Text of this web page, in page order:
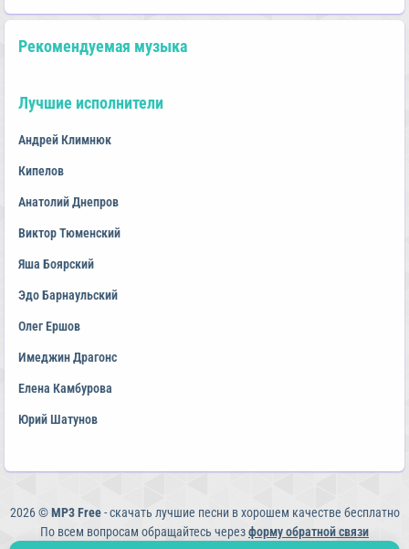
Рекомендуемая музыка
Лучшие исполнители
Андрей Климнюк
Кипелов
Анатолий Днепров
Виктор Тюменский
Яша Боярский
Эдо Барнаульский
Олег Ершов
Имеджин Драгонс
Елена Камбурова
Юрий Шатунов
2026 ©MP3 Free- скачать лучшие песни в хорошем качестве бесплатно
По всем вопросам обращайтесь черезформу обратной связи